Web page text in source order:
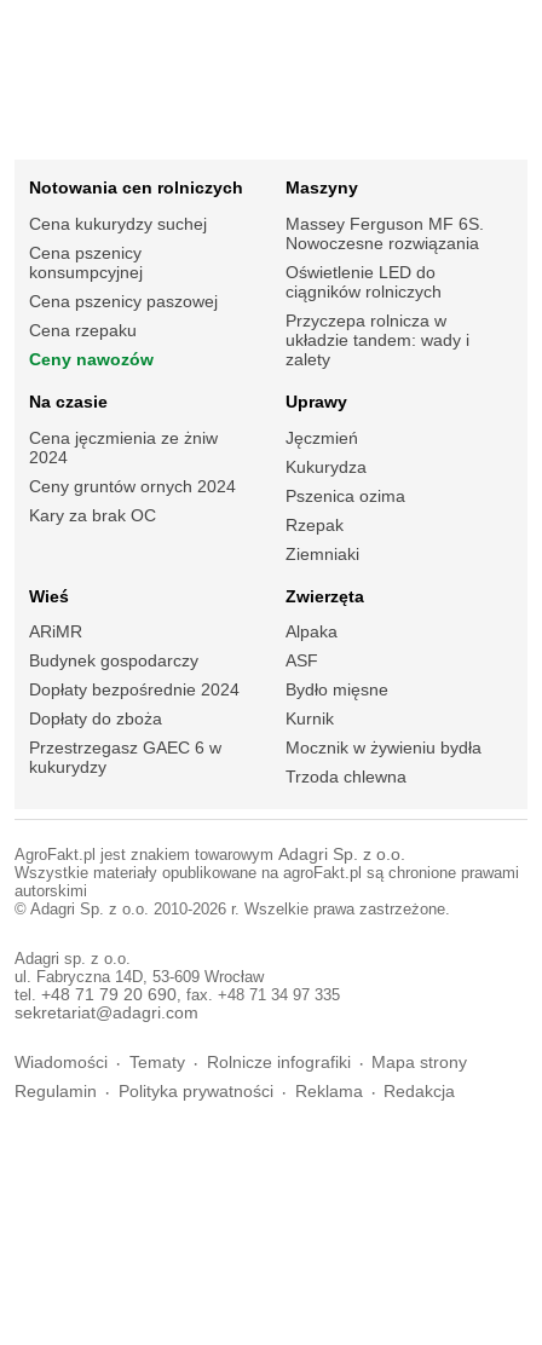
Notowania cen rolniczych
Cena kukurydzy suchej
Cena pszenicy
konsumpcyjnej
Cena pszenicy paszowej
Cena rzepaku
Ceny nawozów
Maszyny
Massey Ferguson MF 6S.
Nowoczesne rozwiązania
Oświetlenie LED do
ciągników rolniczych
Przyczepa rolnicza w
układzie tandem: wady i
zalety
Na czasie
Cena jęczmienia ze żniw
2024
Ceny gruntów ornych 2024
Kary za brak OC
Uprawy
Jęczmień
Kukurydza
Pszenica ozima
Rzepak
Ziemniaki
Wieś
ARiMR
Budynek gospodarczy
Dopłaty bezpośrednie 2024
Dopłaty do zboża
Przestrzegasz GAEC 6 w
kukurydzy
Zwierzęta
Alpaka
ASF
Bydło mięsne
Kurnik
Mocznik w żywieniu bydła
Trzoda chlewna
AgroFakt.pl jest znakiem towarowym Adagri Sp. z o.o.
Wszystkie materiały opublikowane na agroFakt.pl są chronione prawami
autorskimi
© Adagri Sp. z o.o. 2010-2026 r. Wszelkie prawa zastrzeżone.
Adagri sp. z o.o.
ul. Fabryczna 14D, 53-609 Wrocław
tel. +48 71 79 20 690 , fax. +48 71 34 97 335
sekretariat@adagri.com
Wiadomości Tematy Rolnicze infografiki
Mapa strony
Regulamin
Polityka prywatności Reklama Redakcja